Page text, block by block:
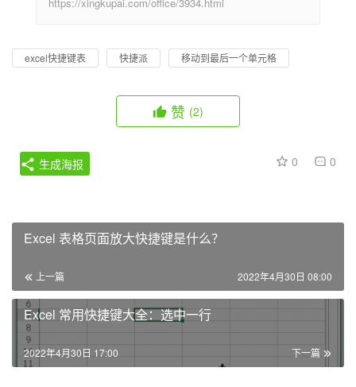
excel快捷键表 快捷派 移动到最后一个单元格
赞 (2)
0 0
生成海报
Excel 表格页面放大快捷键是什么？
上一篇 2022年4月30日 08:00
Excel 常用快捷键大全：选中一行
下一篇
2022年4月30日 17:00